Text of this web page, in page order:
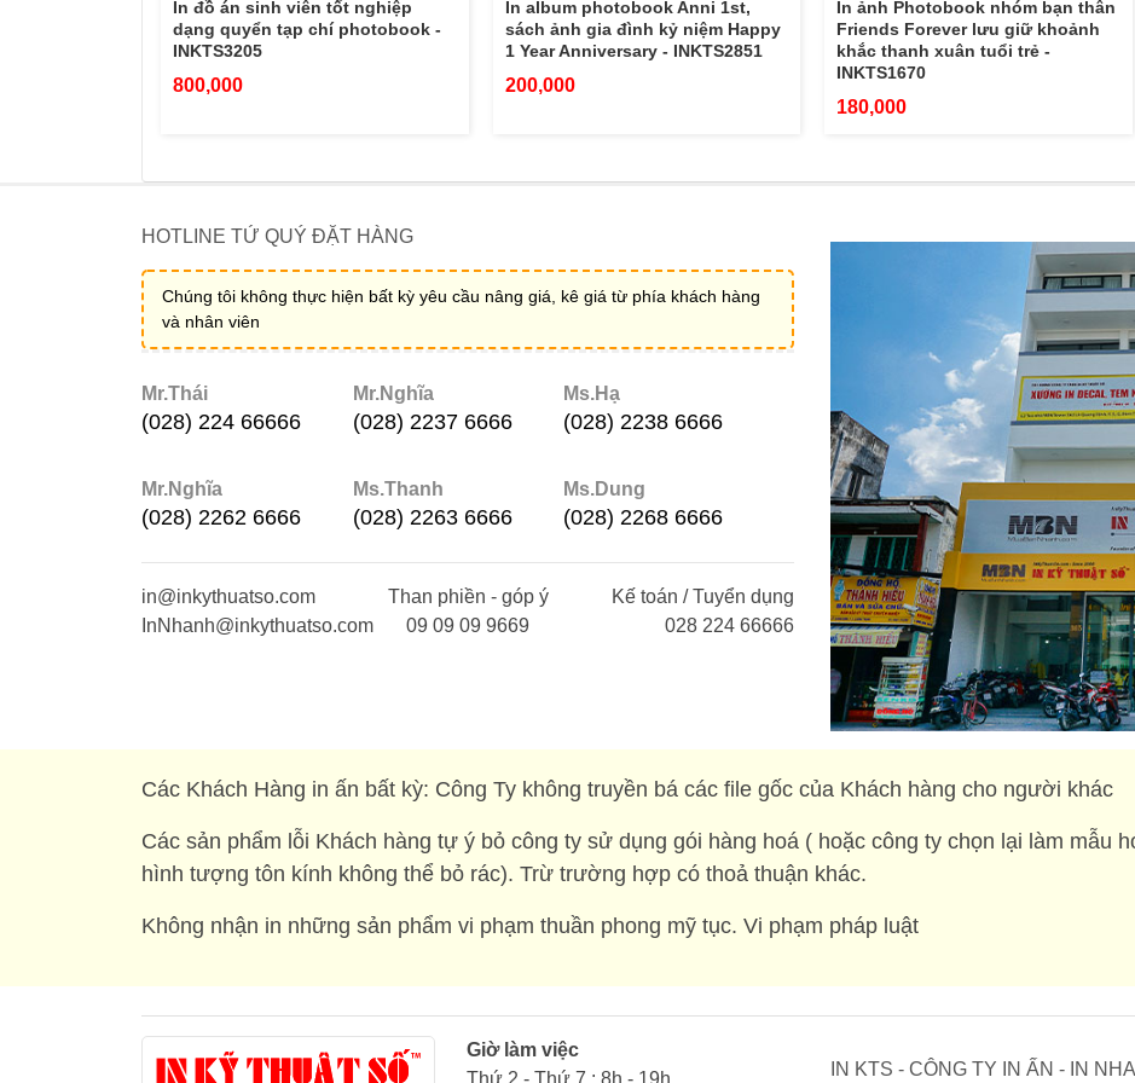
In đồ án sinh viên tốt nghiệp
dạng quyển tạp chí photobook -
INKTS3205
800,000
In album photobook Anni 1st,
sách ảnh gia đình kỷ niệm Happy
1 Year Anniversary - INKTS2851
200,000
In ảnh Photobook nhóm bạn thân
Friends Forever lưu giữ khoảnh
khắc thanh xuân tuổi trẻ -
INKTS1670
180,000
HOTLINE TỨ QUÝ ĐẶT HÀNG
Chúng tôi không thực hiện bất kỳ yêu cầu nâng giá, kê giá từ phía khách hàng
và nhân viên
Mr.Thái
(028) 224 66666
Mr.Nghĩa
(028) 2237 6666
Ms.Hạ
(028) 2238 6666
Mr.Nghĩa
(028) 2262 6666
Ms.Thanh
(028) 2263 6666
Ms.Dung
(028) 2268 6666
in@inkythuatso.com
InNhanh@inkythuatso.com
Than phiền - góp ý
09 09 09 9669
Kế toán / Tuyển dụng
028 224 66666
Các Khách Hàng in ấn bất kỳ: Công Ty không truyền bá các file gốc của Khách hàng cho người khác
Các sản phẩm lỗi Khách hàng tự ý bỏ công ty sử dụng gói hàng hoá ( hoặc công ty chọn lại làm mẫu
hình tượng tôn kính không thể bỏ rác). Trừ trường hợp có thoả thuận khác.
Không nhận in những sản phẩm vi phạm thuần phong mỹ tục. Vi phạm pháp luật
Giờ làm việc
Thứ 2 - Thứ 7 : 8h - 19h
IN KTS - CÔNG TY IN ẤN - IN